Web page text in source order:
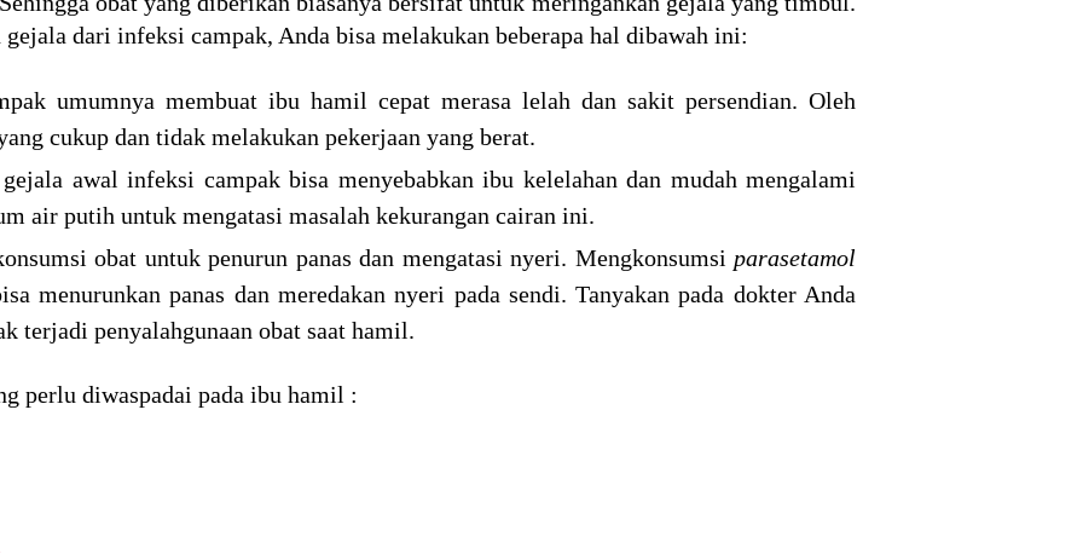
dari infeksi campak, Anda bisa melakukan beberapa hal dibawah ini:
umumnya membuat ibu hamil cepat merasa lelah dan sakit persendian. Oleh
cukup dan tidak melakukan pekerjaan yang berat.
awal infeksi campak bisa menyebabkan ibu kelelahan dan mudah mengalami
air putih untuk mengatasi masalah kekurangan cairan ini.
obat untuk penurun panas dan mengatasi nyeri. Mengkonsumsi parasetamol
menurunkan panas dan meredakan nyeri pada sendi. Tanyakan pada dokter Anda
terjadi penyalahgunaan obat saat hamil.
perlu diwaspadai pada ibu hamil :